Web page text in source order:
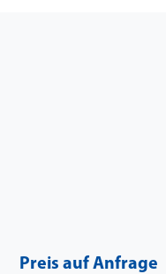
Preis auf Anfrage